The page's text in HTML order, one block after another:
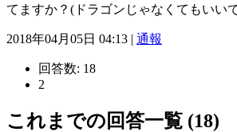
てますか？(ドラゴンじゃなくてもいい
2018年04月05日 04:13 | 通報
回答数: 18
2
これまでの回答一覧 (18)